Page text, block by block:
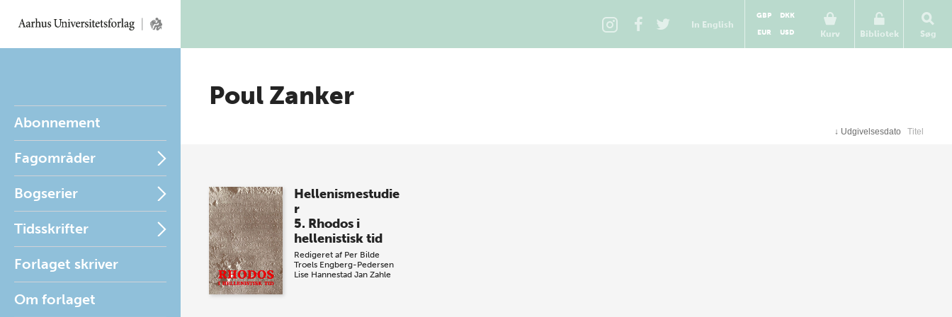
In English
Kurv
GBP
DKK
EUR
USD Bibliotek Søg
Abonnement
Fagområder
Bogserier
Tidsskrifter
Forlaget skriver
Om forlaget
Poul Zanker
↓ Udgivelsesdato Titel
Hellenismestudie
r
5. Rhodos i
hellenistisk tid
Redigeret af Per Bilde
Troels Engberg-Pedersen
Lise Hannestad Jan Zahle